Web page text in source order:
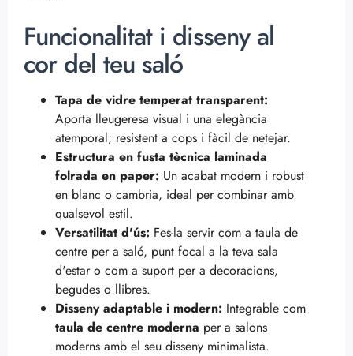
Funcionalitat i disseny al
cor del teu saló
Tapa de vidre temperat transparent:
Aporta lleugeresa visual i una elegància
atemporal; resistent a cops i fàcil de netejar.
Estructura en fusta tècnica laminada
folrada en paper: Un acabat modern i robust
en blanc o cambria, ideal per combinar amb
qualsevol estil.
Versatilitat d'ús: Fes-la servir com a taula de
centre per a saló, punt focal a la teva sala
d'estar o com a suport per a decoracions,
begudes o llibres.
Disseny adaptable i modern: Integrable com
taula de centre moderna per a salons
moderns amb el seu disseny minimalista.